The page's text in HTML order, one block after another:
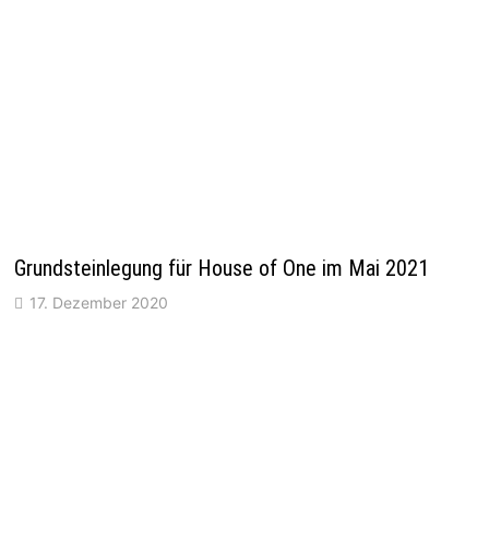
Grundsteinlegung für House of One im Mai 2021
17. Dezember 2020